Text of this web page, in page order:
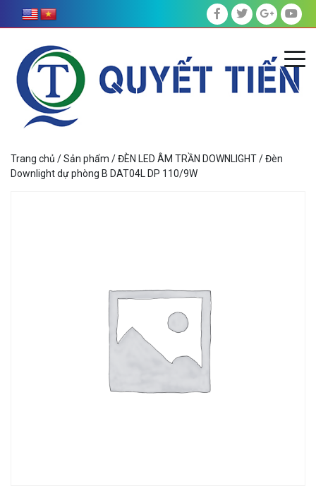
Trang chủ /Sản phẩm /ĐÈN LED ÂM TRẦN DOWNLIGHT/ Đèn
Downlight dự phòng B DAT04L DP 110/9W